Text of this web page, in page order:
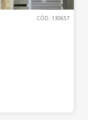
CÓD.:130657